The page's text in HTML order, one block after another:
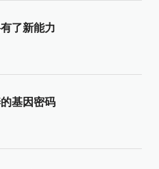
了新能力
基因密码